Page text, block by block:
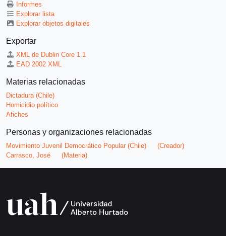
Informes
Explorar lista
Explorar objetos digitales
Exportar
XML de Dublin Core 1.1
EAD 2002 XML
Materias relacionadas
Dictadura (Chile)
Homicidio político
Afiches
Personas y organizaciones relacionadas
Movimiento Juvenil Democrático Popular (Chile)
(Creador)
Carrasco, José
(Materia)